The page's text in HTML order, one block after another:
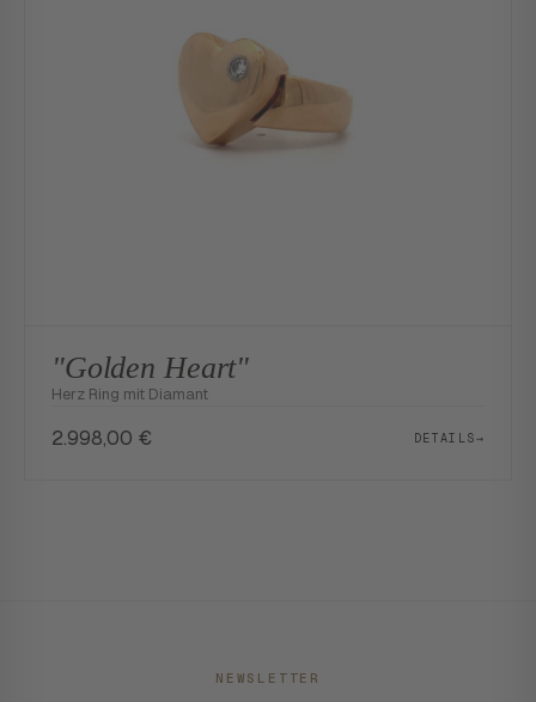
"Golden Heart"
Herz Ring mit Diamant
2.998,00 € DETAILS→
NEWSLETTER